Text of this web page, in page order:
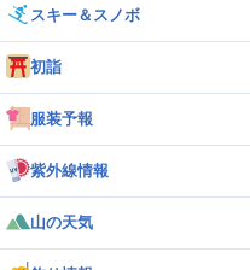
スキー＆スノボ
初詣
服装予報
紫外線情報
山の天気